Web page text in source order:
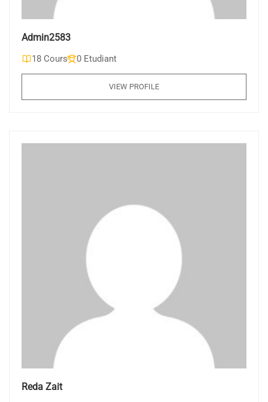
Admin2583
18 Cours 0 Etudiant
VIEW PROFILE
Reda Zait